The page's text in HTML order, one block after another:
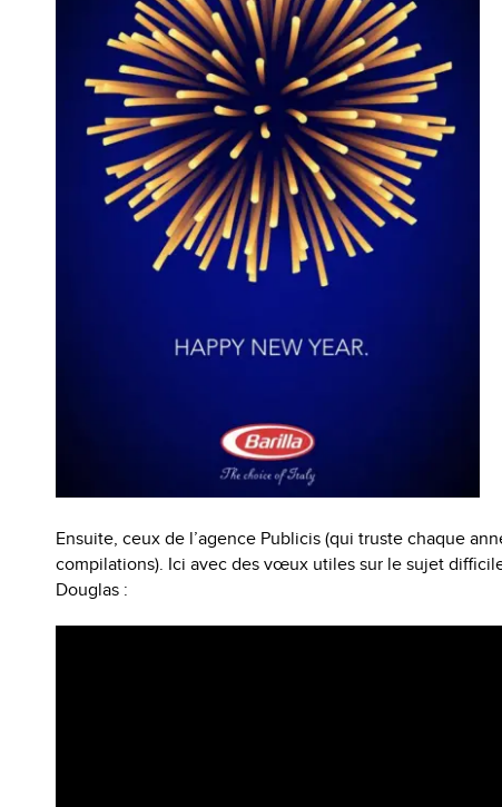
Ensuite, ceux de l’agence Publicis (qui truste chaque
compilations). Ici avec des vœux utiles sur le sujet
Douglas :